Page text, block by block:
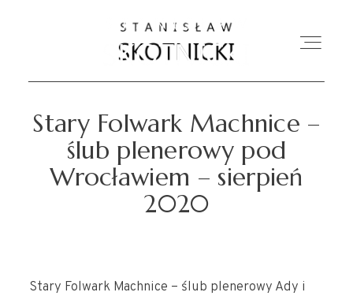
O MNIE
OFERTA
FOTOGRAFIA RODZINNA
Stary Folwark Machnice –
ślub plenerowy pod
Wrocławiem – sierpień
2020
Stary Folwark Machnice – ślub plenerowy Ady i